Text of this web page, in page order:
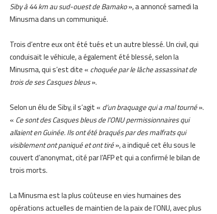
Siby à 44 km au sud-ouest de Bamako», a annoncé samedi la
Minusma dans un communiqué.
Trois d’entre eux ont été tués et un autre blessé. Un civil, qui
conduisait le véhicule, a également été blessé, selon la
Minusma, qui s’est dite « choquée par le lâche assassinat de
trois de ses Casques bleus».
Selon un élu de Siby, il s’agit « d’un braquage qui a mal tourné».
« Ce sont des Casques bleus de l’ONU permissionnaires qui
allaient en Guinée. Ils ont été braqués par des malfrats qui
visiblement ont paniqué et ont tiré», a indiqué cet élu sous le
couvert d’anonymat, cité par l’AFP et qui a confirmé le bilan de
trois morts.
La Minusma est la plus coûteuse en vies humaines des
opérations actuelles de maintien de la paix de l’ONU, avec plus